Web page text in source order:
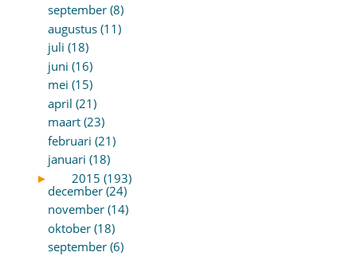
september (8)
augustus (11)
juli (18)
juni (16)
mei (15)
april (21)
maart (23)
februari (21)
januari (18)
►
2015 (193)
december (24)
november (14)
oktober (18)
september (6)